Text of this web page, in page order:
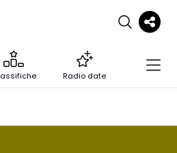
Radio date